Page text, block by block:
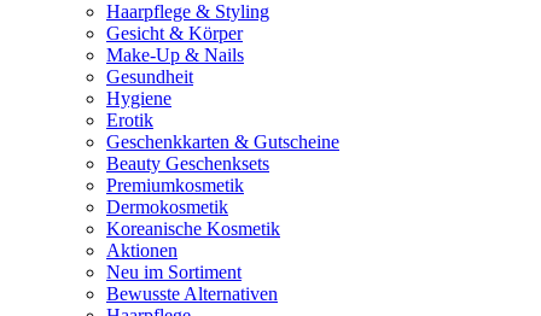
Haarpflege & Styling
Gesicht & Körper
Make-Up & Nails
Gesundheit
Hygiene
Erotik
Geschenkkarten & Gutscheine
Beauty Geschenksets
Premiumkosmetik
Dermokosmetik
Koreanische Kosmetik
Aktionen
Neu im Sortiment
Bewusste Alternativen